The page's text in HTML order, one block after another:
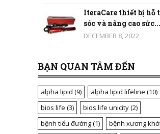
IteraCare thiết bị hỗ
sóc và nâng cao sức...
DECEMBER 8, 2022
BẠN QUAN TÂM ĐẾN
alpha lipid (9) alpha lipid lifeline (10)
bios life (3) bios life unicity(2)
bệnh tiểu đường(1) bệnh xương